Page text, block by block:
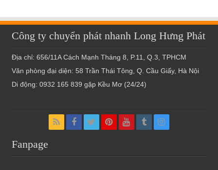
Công ty chuyển phát nhanh Long Hưng Phát
Địa chỉ: 656/11A Cách Mạnh Tháng 8, P.11, Q.3, TPHCM
Văn phòng đại diện: 58 Trần Thái Tông, Q. Cầu Giấy, Hà Nội
Di động: 0932 165 839 gặp Kều Mơ (24/24)
Fanpage